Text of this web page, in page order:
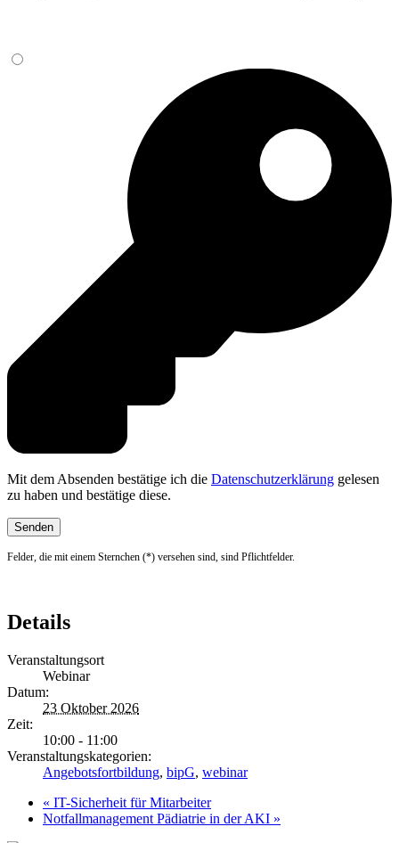
Mit dem Absenden bestätige ich die Datenschutzerklärung gelesen
zu haben und bestätige diese.
Felder, die mit einem Sternchen (*) versehen sind, sind Pflichtfelder.
Details
Veranstaltungsort
Webinar
Datum:
23 Oktober 2026
Zeit:
10:00 - 11:00
Veranstaltungskategorien:
Angebotsfortbildung, bipG, webinar
« IT-Sicherheit für Mitarbeiter
Notfallmanagement Pädiatrie in der AKI »